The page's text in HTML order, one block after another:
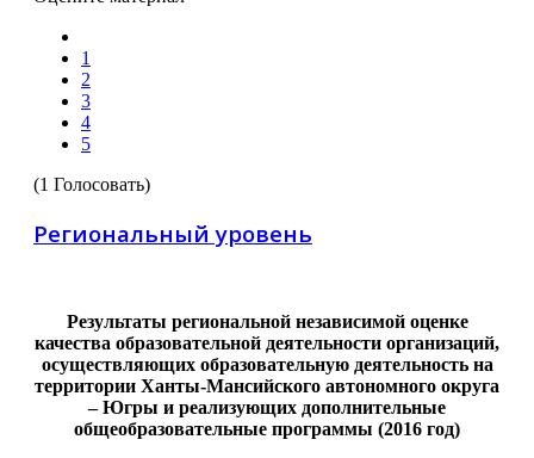
1
2
3
4
5
(1 Голосовать)
Региональный уровень
Результаты региональной независимой оценке
качества образовательной деятельности организаций,
осуществляющих образовательную деятельность на
территории Ханты-Мансийского автономного округа
– Югры и реализующих дополнительные
общеобразовательные программы (2016 год)